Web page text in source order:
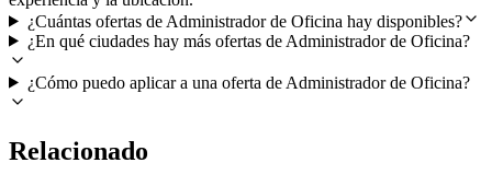
¿Cuántas ofertas de Administrador de Oficina hay disponibles?
¿En qué ciudades hay más ofertas de Administrador de Oficina?
¿Cómo puedo aplicar a una oferta de Administrador de Oficina?
Relacionado